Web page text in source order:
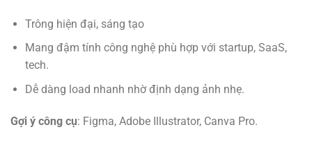
Trông hiện đại, sáng tạo
Mang đậm tính công nghệ phù hợp với startup, SaaS,
tech.
Dễ dàng load nhanh nhờ định dạng ảnh nhẹ.
Gợi ý công cụ: Figma, Adobe Illustrator, Canva Pro.